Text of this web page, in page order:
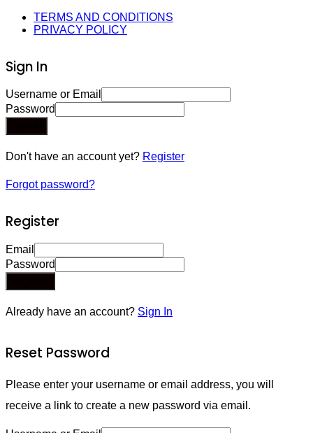
TERMS AND CONDITIONS
PRIVACY POLICY
Sign In
Username or Email
Password
Don't have an account yet? Register
Forgot password?
Register
Email
Password
Already have an account? Sign In
Reset Password
Please enter your username or email address, you will
receive a link to create a new password via email.